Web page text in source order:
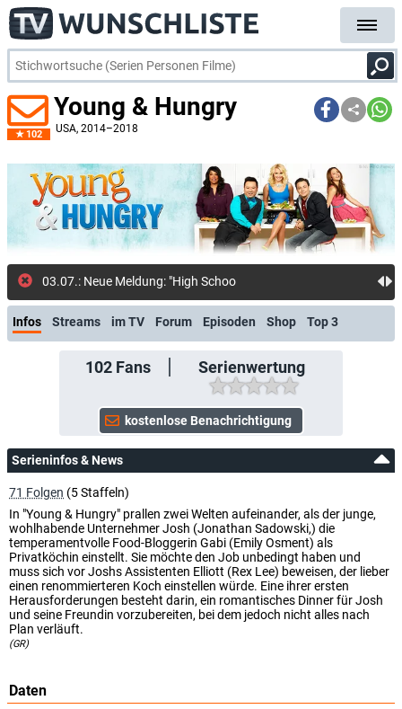
102
Young & Hungry
USA, 2014–2018
03.07.: Neue Meldung: "High School Musical"-Star
Infos Streams im TV Forum Episoden Shop Top 3
102Fans Serienwertung
Serieninfos & News
71 Folgen (5 Staffeln)
In "Young & Hungry" prallen zwei Welten aufeinander, als der junge,
wohlhabende Unternehmer Josh (Jonathan Sadowski,) die
temperamentvolle Food-Bloggerin Gabi (Emily Osment) als
Privatköchin einstellt. Sie möchte den Job unbedingt haben und
muss sich vor Joshs Assistenten Elliott (Rex Lee) beweisen, der lieber
einen renommierteren Koch einstellen würde. Eine ihrer ersten
Herausforderungen besteht darin, ein romantisches Dinner für Josh
und seine Freundin vorzubereiten, bei dem jedoch nicht alles nach
Plan verläuft.
(GR)
Daten